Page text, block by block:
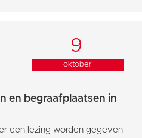
9
oktober
en begraafplaatsen in
een lezing worden gegeven